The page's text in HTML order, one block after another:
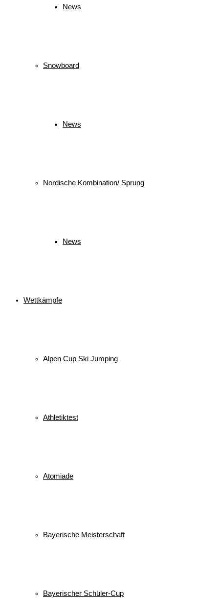
News
Snowboard
News
Nordische Kombination/ Sprung
News
Wettkämpfe
Alpen Cup Ski Jumping
Athletiktest
Atomiade
Bayerische Meisterschaft
Bayerischer Schüler-Cup